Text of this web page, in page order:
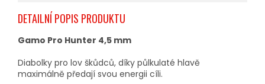
DETAILNÍ POPIS PRODUKTU
Gamo Pro Hunter 4,5 mm
Diabolky pro lov škůdců, díky půlkulaté hlavě
maximálně předají svou energii cíli.